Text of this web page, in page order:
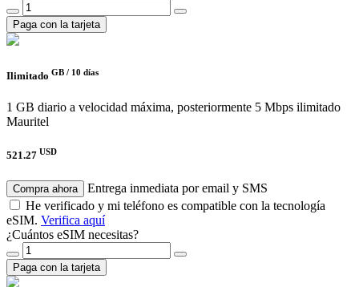
Paga con la tarjeta
Ilimitado GB / 10 días
1 GB diario a velocidad máxima, posteriormente 5 Mbps ilimitado
Mauritel
521.27 USD
Compra ahora
Entrega inmediata por email y SMS
He verificado y mi teléfono es compatible con la tecnología
eSIM. Verifica aquí
¿Cuántos eSIM necesitas?
Paga con la tarjeta